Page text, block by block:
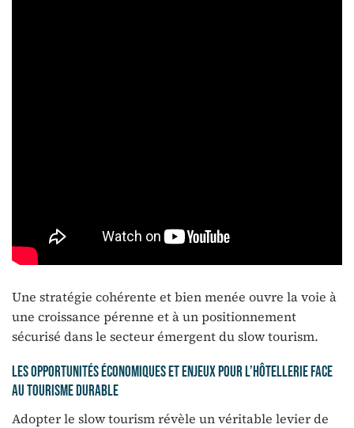
Une stratégie cohérente et bien menée ouvre la voie à
une croissance pérenne et à un positionnement
sécurisé dans le secteur émergent du slow tourism.
Les opportunités économiques et enjeux pour l’hôtellerie face
au tourisme durable
Adopter le slow tourism révèle un véritable levier de